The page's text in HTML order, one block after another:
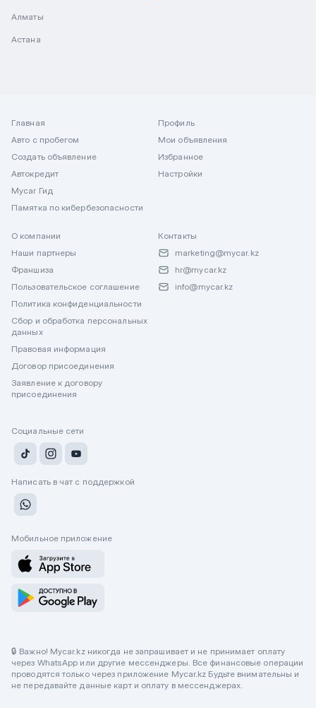
Алматы
Астана
Главная
Авто с пробегом
Создать объявление
Автокредит
Mycar Гид
Памятка по кибербезопасности
Профиль
Мои объявления
Избранное
Настройки
О компании
Наши партнеры
Франшиза
Пользовательское соглашение
Политика конфиденциальности
Сбор и обработка персональных
данных
Правовая информация
Договор присоединения
Заявление к договору
присоединения
Контакты
marketing@mycar.kz
hr@mycar.kz
info@mycar.kz
Социальные сети
Написать в чат с поддержкой
Мобильное приложение
🔒 Важно! Mycar.kz никогда не запрашивает и не принимает оплату
через WhatsApp или другие мессенджеры. Все финансовые операции
проводятся только через приложение Mycar.kz Будьте внимательны и
не передавайте данные карт и оплату в мессенджерах.